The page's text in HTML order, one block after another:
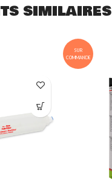
SIMILAIRES
SUR
COMMANDE